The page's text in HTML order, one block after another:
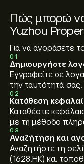
Πώς μπορώ
Yuzhou
Για να αγοράσετε
01
Δημιουργήστε
Εγγραφείτε σε
την ταυτότητά σας.
02
Κατάθεση
Καταθέστε
με τη μέθοδο
03
Αναζήτηση και
Αναζητήστε τη
(1628.HK) και